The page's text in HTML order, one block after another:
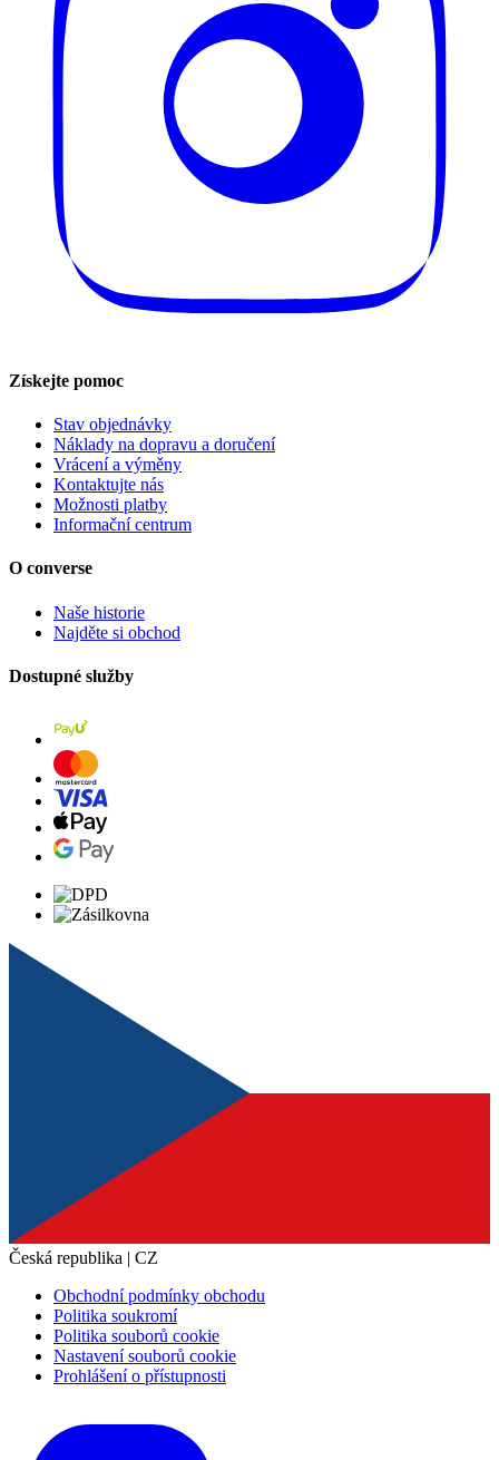
Získejte pomoc
Stav objednávky
Náklady na dopravu a doručení
Vrácení a výměny
Kontaktujte nás
Možnosti platby
Informační centrum
O converse
Naše historie
Najděte si obchod
Dostupné služby
Česká republika | CZ
Obchodní podmínky obchodu
Politika soukromí
Politika souborů cookie
Nastavení souborů cookie
Prohlášení o přístupnosti